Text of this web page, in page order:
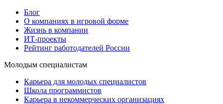
Блог
О компаниях в игровой форме
Жизнь в компании
ИТ-проекты
Рейтинг работодателей России
Молодым специалистам
Карьера для молодых специалистов
Школа программистов
Карьера в некоммерческих организациях